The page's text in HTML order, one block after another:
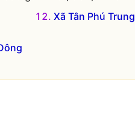
Xã Tân Phú Trung